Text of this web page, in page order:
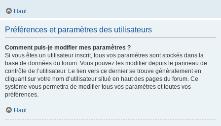
Haut
Préférences et paramètres des utilisateurs
Comment puis-je modifier mes paramètres ?
Si vous êtes un utilisateur inscrit, tous vos paramètres sont stockés dans la
base de données du forum. Vous pouvez les modifier depuis le panneau de
contrôle de l’utilisateur. Le lien vers ce dernier se trouve généralement en
cliquant sur votre nom d’utilisateur situé en haut des pages du forum. Ce
système vous permettra de modifier tous vos paramètres et toutes vos
préférences.
Haut